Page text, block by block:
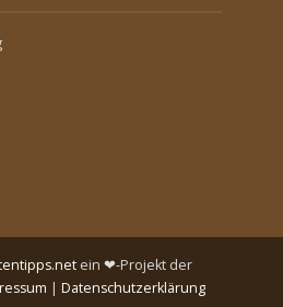
ein ❤-Projekt der
| Datenschutzerklärung